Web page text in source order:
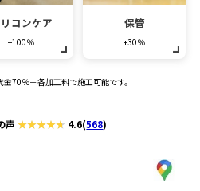
コンケア
+100％
保管
+30％
70％＋各加工料で施工可能です。
声 4.6(568)